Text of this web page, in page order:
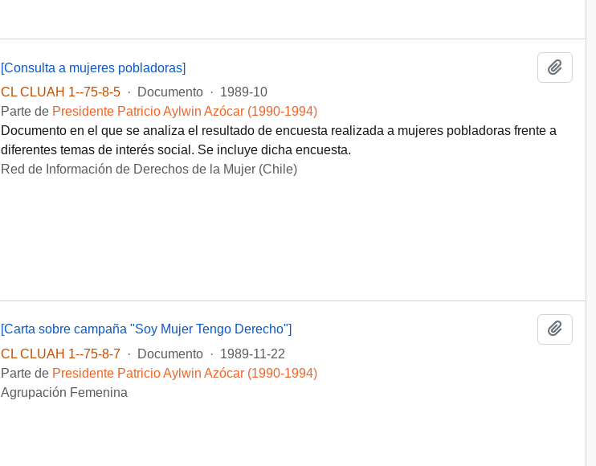
[Consulta a mujeres pobladoras]
CL CLUAH 1--75-8-5
· Documento · 1989-10
Parte de Presidente Patricio Aylwin Azócar (1990-1994)
Documento en el que se analiza el resultado de encuesta realizada a mujeres pobladoras frente a
diferentes temas de interés social. Se incluye dicha encuesta.
Red de Información de Derechos de la Mujer (Chile)
[Carta sobre campaña "Soy Mujer Tengo Derecho"]
CL CLUAH 1--75-8-7
· Documento · 1989-11-22
Parte de Presidente Patricio Aylwin Azócar (1990-1994)
Agrupación Femenina